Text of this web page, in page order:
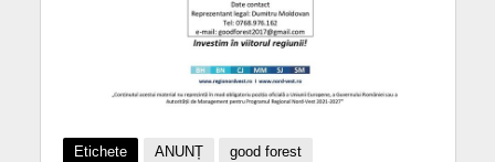
Etichete ANUNȚ good forest